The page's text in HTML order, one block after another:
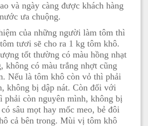
và ngày càng được khách hàng
ưa chuộng.
của những người làm tôm thì
tươi sẽ cho ra 1 kg tôm khô.
tốt thường có màu hồng nhạt
không có màu trắng nhợt cũng
Nếu là tôm khô còn vỏ thì phải
không bị dập nát. Còn đối với
phải còn nguyên mình, không bị
sâu mọt hay mốc meo, bẻ đôi
cả bên trong. Mùi vị tôm khô